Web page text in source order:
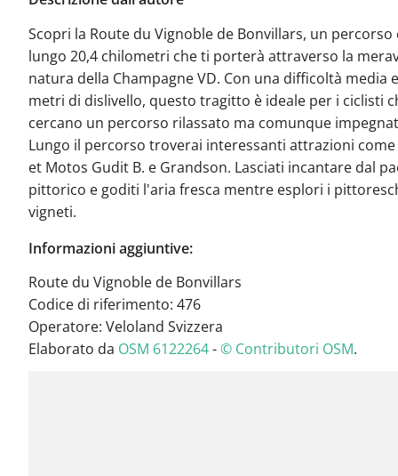
Scopri la Route du Vignoble de Bonvillars, un
lungo 20,4 chilometri che ti porterà attraverso la
natura della Champagne VD. Con una difficoltà media
metri di dislivello, questo tragitto è ideale per i ciclisti
cercano un percorso rilassato ma comunque
Lungo il percorso troverai interessanti attrazioni come
et Motos Gudit B. e Grandson. Lasciati incantare dal
pittorico e goditi l'aria fresca mentre esplori i
vigneti.
Informazioni aggiuntive:
Route du Vignoble de Bonvillars
Codice di riferimento: 476
Operatore: Veloland Svizzera
Elaborato da OSM 6122264-© Contributori OSM.